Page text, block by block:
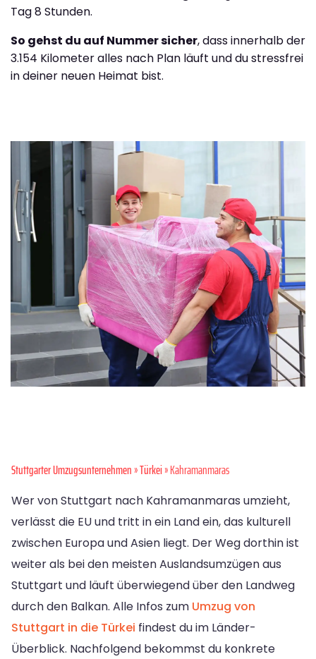
Tag 8 Stunden.
So gehst du auf Nummer sicher, dass innerhalb der
3.154 Kilometer alles nach Plan läuft und du stressfrei
in deiner neuen Heimat bist.
Stuttgarter Umzugsunternehmen»Türkei» Kahramanmaras
Wer von Stuttgart nach Kahramanmaras umzieht,
verlässt die EU und tritt in ein Land ein, das kulturell
zwischen Europa und Asien liegt. Der Weg dorthin ist
weiter als bei den meisten Auslandsumzügen aus
Stuttgart und läuft überwiegend über den Landweg
durch den Balkan. Alle Infos zum Umzug von
Stuttgart in die Türkei findest du im Länder-
Überblick. Nachfolgend bekommst du konkrete